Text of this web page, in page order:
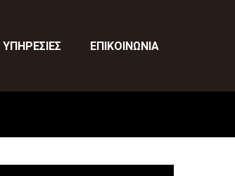
ΥΠΗΡΕΣΙΕΣ ΕΠΙΚΟΙΝΩΝΙΑ